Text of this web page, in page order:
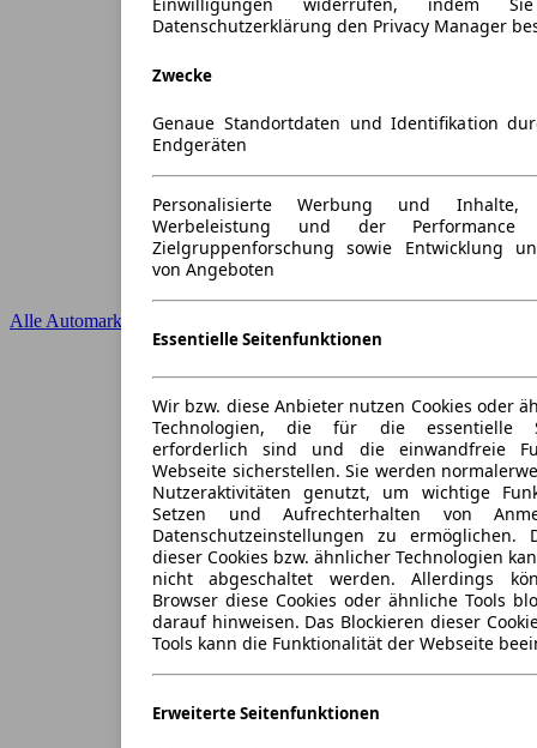
Einwilligungen widerrufen, indem
Datenschutzerklärung den Privacy Manager
Zwecke
Genaue Standortdaten und Identifikation
Endgeräten
Personalisierte Werbung und Inhalte,
Werbeleistung und der
Zielgruppenforschung sowie Entwicklung
von Angeboten
Essentielle Seitenfunktionen
Wir bzw. diese Anbieter nutzen Cookies oder
Technologien, die für die essentielle
erforderlich sind und die einwandfreie
Webseite sicherstellen. Sie werden
Nutzeraktivitäten genutzt, um wichtige
Setzen und Aufrechterhalten von
Datenschutzeinstellungen zu ermöglichen.
dieser Cookies bzw. ähnlicher Technologien
nicht abgeschaltet werden. Allerdings
Browser diese Cookies oder ähnliche Tools
darauf hinweisen. Das Blockieren dieser
Tools kann die Funktionalität der Webseite
Erweiterte Seitenfunktionen
Alle Automarken